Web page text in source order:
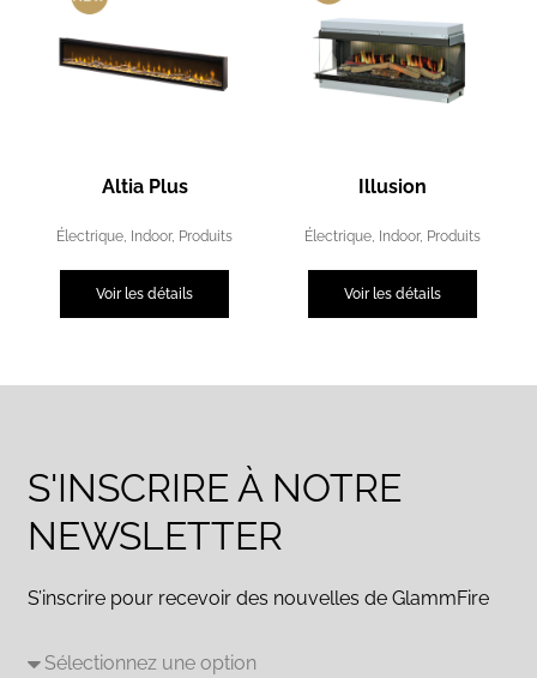
Altia Plus
Électrique, Indoor, Produits
Voir les détails
Illusion
Électrique, Indoor, Produits
Voir les détails
S'INSCRIRE À NOTRE
NEWSLETTER
S’inscrire pour recevoir des nouvelles de GlammFire